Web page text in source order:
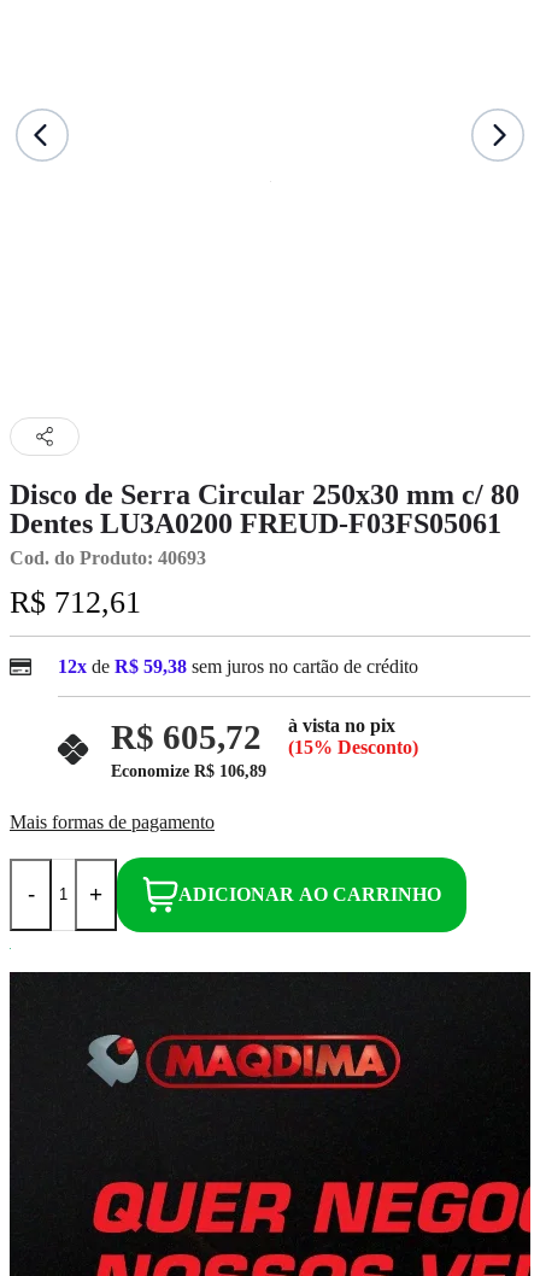
Disco de Serra Circular 250x30 mm c/ 80
Dentes LU3A0200 FREUD-F03FS05061
Cod. do Produto: 40693
R$ 712,61
12x de R$ 59,38 sem juros no cartão de crédito
R$ 605,72
à vista no pix
(15% Desconto)
Economize R$ 106,89
Mais formas de pagamento
- + ADICIONAR AO CARRINHO